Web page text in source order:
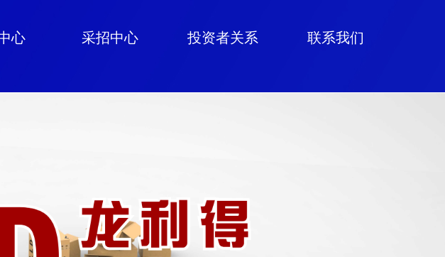
心 采招中心 投资者关系 联系我们